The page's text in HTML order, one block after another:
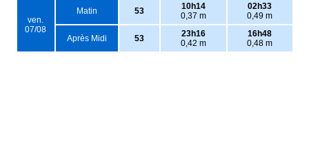
ven.
07/08
Matin 53
10h14
0,37 m
02h33
0,49 m
Après Midi 53
23h16
0,42 m
16h48
0,48 m